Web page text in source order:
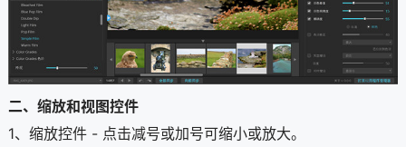
二、缩放和视图控件
1、缩放控件 - 点击减号或加号可缩小或放大。